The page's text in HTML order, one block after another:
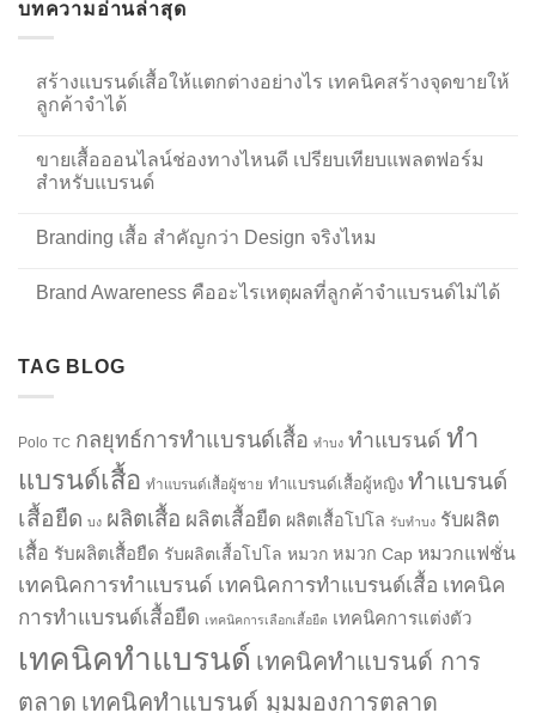
บทความอ่านล่าสุด
สร้างแบรนด์เสื้อให้แตกต่างอย่างไร เทคนิคสร้างจุดขายให้
ลูกค้าจำได้
ขายเสื้อออนไลน์ช่องทางไหนดี เปรียบเทียบแพลตฟอร์ม
สำหรับแบรนด์
Branding เสื้อ สำคัญกว่า Design จริงไหม
Brand Awareness คืออะไรเหตุผลที่ลูกค้าจำแบรนด์ไม่ได้
TAG BLOG
Polo TC กลยุทธ์การทำแบรนด์เสื้อ ทำบง ทำแบรนด์ ทำ
แบรนด์เสื้อ ทำแบรนด์เสื้อผู้ชาย ทำแบรนด์เสื้อผู้หญิง ทำแบรนด์
เสื้อยืด บง ผลิตเสื้อ ผลิตเสื้อยืด ผลิตเสื้อโปโล รับทำบง รับผลิต
เสื้อ รับผลิตเสื้อยืด รับผลิตเสื้อโปโล หมวก หมวก Cap หมวกแฟชั่น
เทคนิคการทำแบรนด์ เทคนิคการทำแบรนด์เสื้อ เทคนิค
การทำแบรนด์เสื้อยืด เทคนิคการเลือกเสื้อยืด เทคนิคการแต่งตัว
เทคนิคทำแบรนด์ เทคนิคทำแบรนด์ การ
ตลาด เทคนิคทำแบรนด์ มุมมองการตลาด